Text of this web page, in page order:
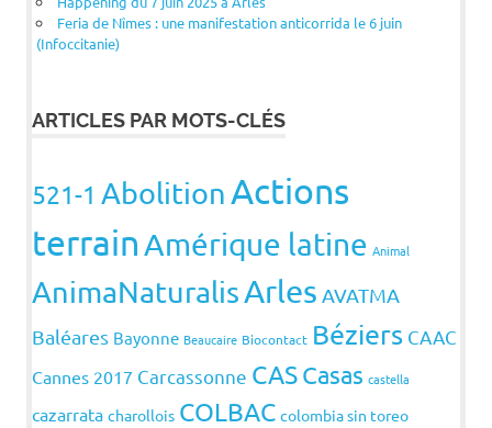
Feria de Nîmes : une manifestation anticorrida le 6 juin
(Infoccitanie)
ARTICLES PAR MOTS-CLÉS
521-1 Abolition Actions
terrain Amérique latine Animal
AnimaNaturalisArles AVATMA
Baléares Bayonne Beaucaire Biocontact Béziers CAAC
Cannes 2017 Carcassonne CASCasas castella
cazarrata charollois COLBAC colombia sin toreo